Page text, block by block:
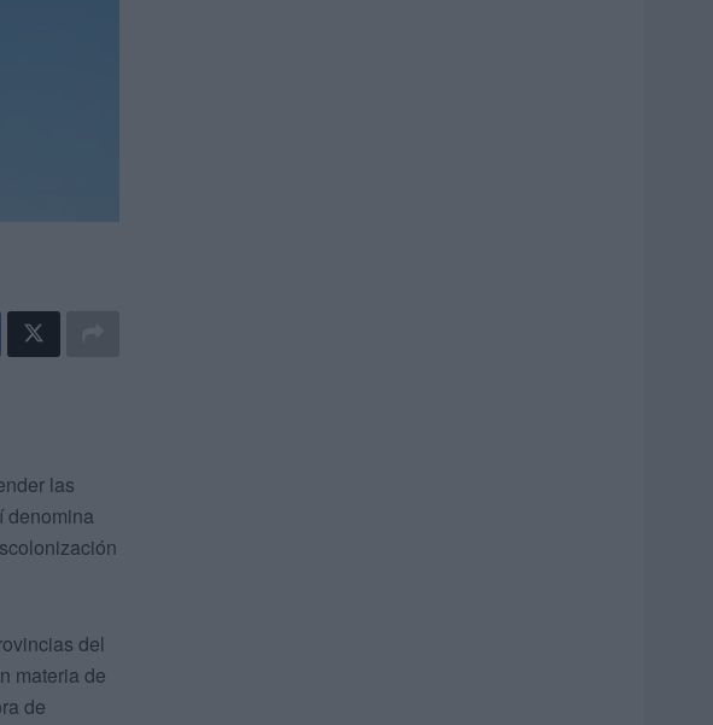
las
denomina
del
materia de
de